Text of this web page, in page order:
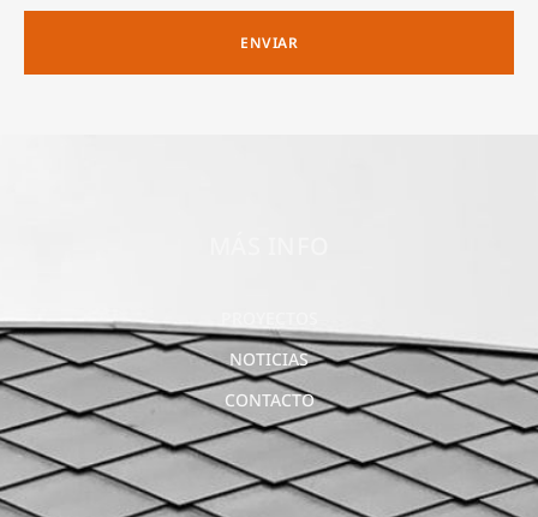
ENVIAR
NOTICIAS
CONTACTO